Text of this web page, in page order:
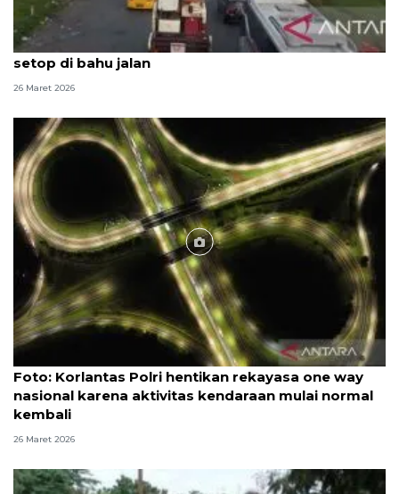
Lalu lintas Tol Cipali melambat akibat kendaraan
setop di bahu jalan
26 Maret 2026
Foto: Korlantas Polri hentikan rekayasa one way
nasional karena aktivitas kendaraan mulai normal
kembali
26 Maret 2026